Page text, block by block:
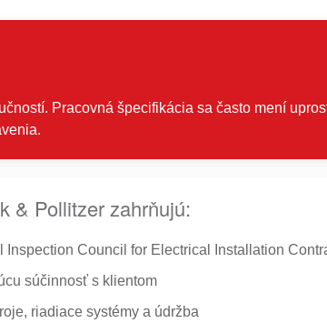
Pracovná špecifikácia sa často mení
& Pollitzer zahrňujú:
Council for Electrical Installation
súčinnosť s klientom
riadiace systémy a údržba